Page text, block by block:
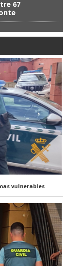
67
vulnerables